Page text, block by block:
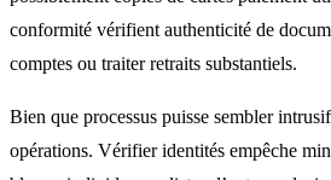
conformité vérifient authenticité de
comptes ou traiter retraits substantiels.
Bien que processus puisse sembler
opérations. Vérifier identités empêche